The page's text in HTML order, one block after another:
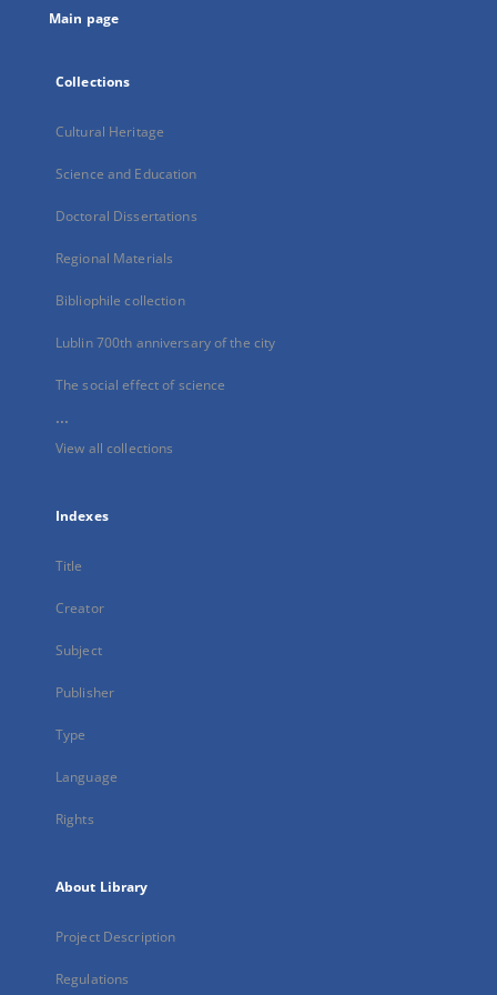
Main page
Collections
Cultural Heritage
Science and Education
Doctoral Dissertations
Regional Materials
Bibliophile collection
Lublin 700th anniversary of the city
The social effect of science
...
View all collections
Indexes
Title
Creator
Subject
Publisher
Type
Language
Rights
About Library
Project Description
Regulations